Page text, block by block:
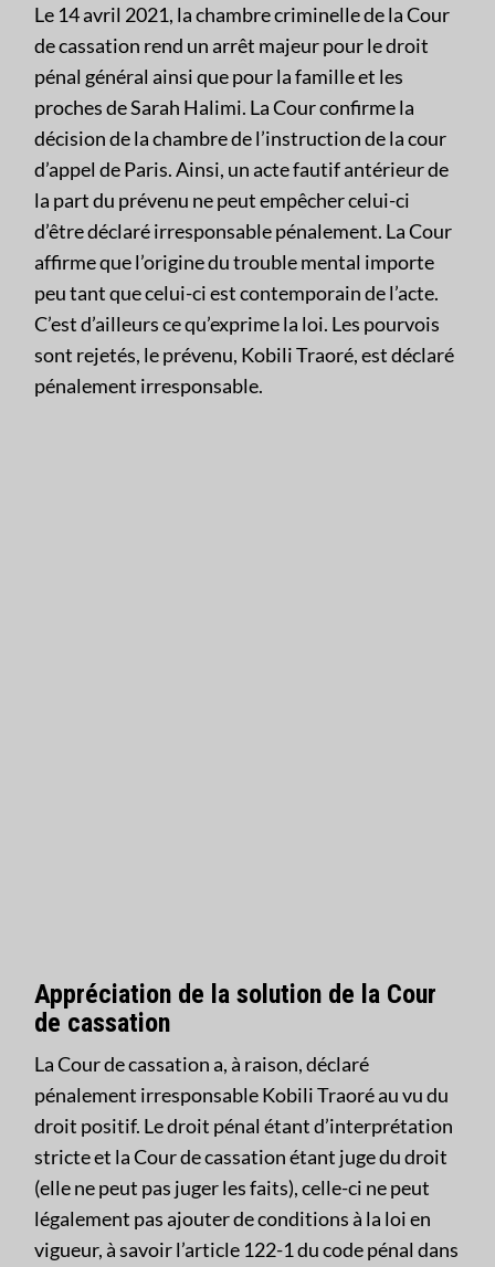
Le 14 avril 2021, la chambre criminelle de la Cour
de cassation rend un arrêt majeur pour le droit
pénal général ainsi que pour la famille et les
proches de Sarah Halimi. La Cour confirme la
décision de la chambre de l’instruction de la cour
d’appel de Paris. Ainsi, un acte fautif antérieur de
la part du prévenu ne peut empêcher celui-ci
d’être déclaré irresponsable pénalement. La Cour
affirme que l’origine du trouble mental importe
peu tant que celui-ci est contemporain de l’acte.
C’est d’ailleurs ce qu’exprime la loi. Les pourvois
sont rejetés, le prévenu, Kobili Traoré, est déclaré
pénalement irresponsable.
Appréciation de la solution de la Cour
de cassation
La Cour de cassation a, à raison, déclaré
pénalement irresponsable Kobili Traoré au vu du
droit positif. Le droit pénal étant d’interprétation
stricte et la Cour de cassation étant juge du droit
(elle ne peut pas juger les faits), celle-ci ne peut
légalement pas ajouter de conditions à la loi en
vigueur, à savoir l’article 122-1 du code pénal dans